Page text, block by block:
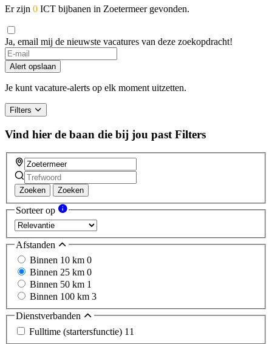
Er zijn 0 ICT bijbanen in Zoetermeer gevonden.
Ja, email mij de nieuwste vacatures van deze zoekopdracht!
Alert opslaan
Je kunt vacature-alerts op elk moment uitzetten.
Filters
Vind hier de baan die bij jou past Filters
Zoeken Zoeken
Sorteer op
Afstanden
Binnen 10 km 0
Binnen 25 km 0
Binnen 50 km 1
Binnen 100 km 3
Dienstverbanden
Fulltime (startersfunctie) 11